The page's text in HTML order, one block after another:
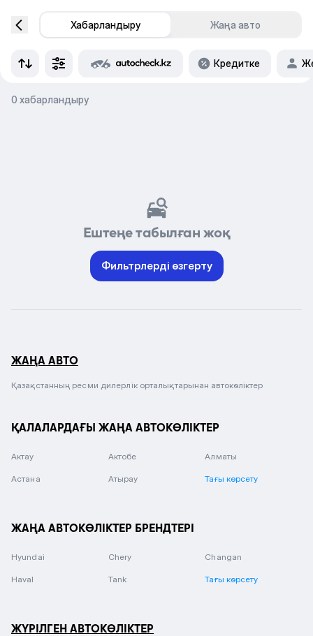
Хабарландыру Жаңа авто
Кредитке
0 хабарландыру
Ештеңе табылған жоқ
Фильтрлерді өзгерту
ЖАҢА АВТО
Қазақстанның ресми дилерлік орталықтарынан автокөліктер
ҚАЛАЛАРДАҒЫ ЖАҢА АВТОКӨЛІКТЕР
Актау Актобе Алматы
Астана Атырау Тағы көрсету
ЖАҢА АВТОКӨЛІКТЕР БРЕНДТЕРІ
Hyundai Chery Changan
Haval Tank Тағы көрсету
ЖҮРІЛГЕН АВТОКӨЛІКТЕР